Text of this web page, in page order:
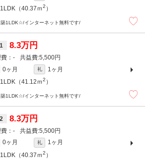
1LDK（40.37ｍ2 ）
1LDK☆/インターネット無料です/
8.3万円
- 5,500円
0ヶ月 礼
1ヶ月
1LDK（41.12ｍ2 ）
1LDK☆/インターネット無料です/
8.3万円
- 5,500円
0ヶ月 礼
1ヶ月
1LDK（40.37ｍ2 ）